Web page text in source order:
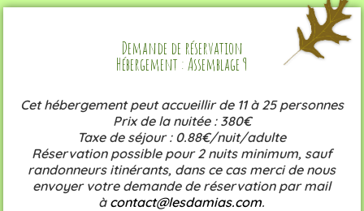
Demande de réservation
Hébergement : Assemblage 9
Cet hébergement peut accueillir de 11 à 25 personnes
Prix de la nuitée : 380€
Taxe de séjour : 0.88€/nuit/adulte
Réservation possible pour 2 nuits minimum, sauf
randonneurs itinérants, dans ce cas merci de nous
envoyer votre demande de réservation par mail
à contact@lesdamias.com.